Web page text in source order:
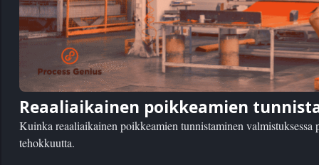
Reaaliaikainen poikkeamien
Kuinka reaaliaikainen poikkeamien tunnistaminen valmistuksessa
tehokkuutta.